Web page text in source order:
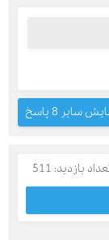
سایر 8 پاسخ
بازدید: 511